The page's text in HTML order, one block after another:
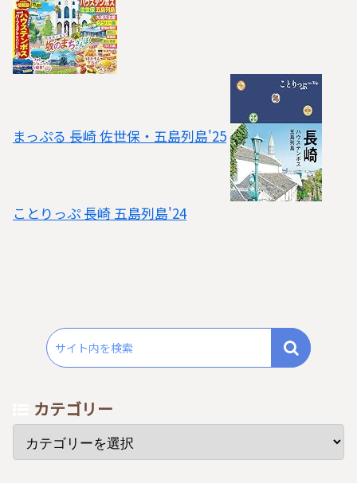
まっぷる 長崎 佐世保・五島列島'25
ことりっぷ 長崎 五島列島'24
カテゴリー